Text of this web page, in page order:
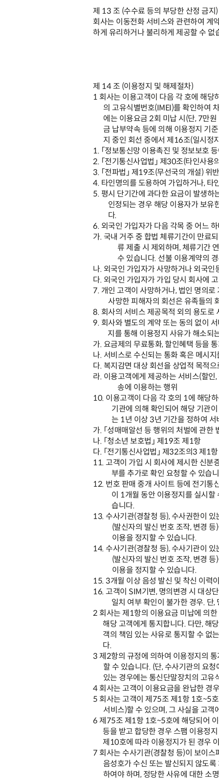
제 13조 (수수료 등의 부당한 산정 금지 )
회사는 이동전화 서비스와 관련하여 계
하게 유리하거나 불리하게 제공할 수 없
제 14조 (이용정지 및 해제절차)
1 회사는 이용고객이 다음 각 호에 해
의 고유식별번호(IMEI)를 확인하여
에는 이용요금2회 미납 시 (단, 7만
금 납부약속 등에 의해 이용정지 기
지 중인 회선 중에서 제 16조(일시정
1. 「정보통신망 이용촉진 및 정보보호
2. 「전기통신사업법 」 제 30조(타인사용
3. 「전파법 」 제 19조(무선국의 개설) 위
4. 타인명의를 도용하여 가입하거나,타
5. 평시 단기간에 과다한 요금이 발생하
인정되는 경우 해당 이용자가 보유
다.
6. 외국인 가입자가 다음 각목 중 어느
가.국내 거주 중 합법 체류기간이 만료
류 제출 시 제외하며,체류기간
수 있습니다. 선불 이용계약의
나. 외국인 가입자가 사망하거나 외국인
다. 외국인 가입자가 가입 당시 회사에
7. 개인 고객이 사망하거나,법인 명의로
사망한 피해자의 회선은 유족들의
8. 회사의 서비스 제공목적 외의 용도로
9. 회사와 별도의 계약 또는 동의 없이
지를 통해 이용정지 사유가 해소되
가.요금제의 무료통화,할인혜택 등을
나. 서비스로 수신되는 통화 혹은 메시
다.복지감면 대상 회선을 상업적 목적
라. 이용고객에게 제공하는 서비스(할인,
송에 이용하는 행위
10. 이용고객이 다음 각 호의 1에 해당
기관에 의해 확인되어 해당 기관
는 1년 이상 3년 기간을 정하여
가. 「성매매알선 등 행위의 처벌에 관한
나. 「청소년 보호법 」 제 19조 제 1항
다. 「전기통신사업법 」 제 32조의3제 1항
11.고객이 가입 시 회사에 제시한 신분
부를 추가로 확인 요청할 수 있습
12. 번호 판매 중개 사이트 등에 전기
이 1개월 동안 이용정지를 실시할
습니다.
13.수사기관(경찰청 등),수사권한이 있
(발신자의 발신 번호 조작,변경 등)
이용을 정지할 수 있습니다.
14.수사기관(경찰청 등),수사기관이 있
(발신자의 발신 번호 조작,변경 등)
이용을 정지할 수 있습니다.
15. 3개월 이상 음성 발신 및 착신 이력
16.고객이 SIM기변,명의변경 시 대상
일치 여부 확인이 불가한 경우. 단,
2 회사는 제 1항의 이용요금 미납에 의
해당 고객에게 통지합니다. 다만,해
객의 책임 있는 사유로 통지할 수 없
다.
3제 2항의 규정에 의하여 이용정지의
할 수 있습니다. (단,수사기관의 요청
있는 경우에는 통신단말장치의 고유
4회사는 고객이 이용요금을 완납한 경
5 회사는 고객이 제 75조 제 1항 1호~5호
서비스)할 수 있으며,그 사실을 고객
6제 75조 제 1항 1호~5호에 해당되어
등을 받고 합당한 경우 스팸 이용정
제 10호에 따라 이용정지가 된 경우
7 회사는 수사기관(경찰청 등)이 보이스
음성호가 수신 또는 발신되지 않도
하여야 하며,정당한 사유에 대한 소